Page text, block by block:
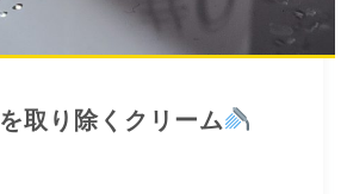
取り除くクリーム